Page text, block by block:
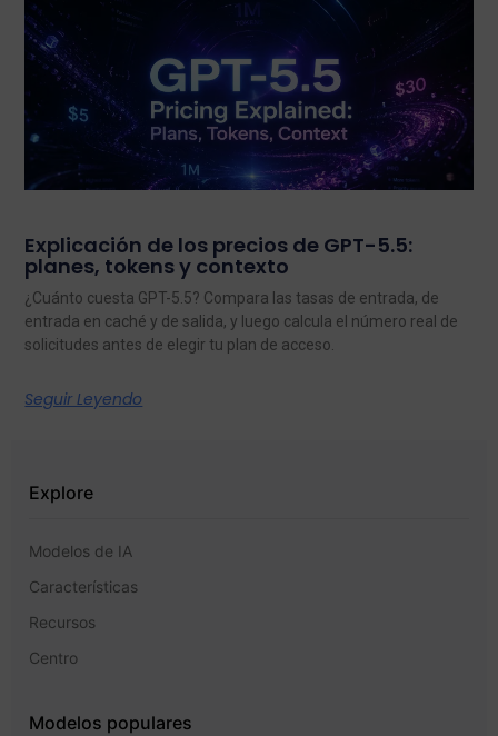
Explicación de los precios de GPT-5.5:
planes, tokens y contexto
¿Cuánto cuesta GPT-5.5? Compara las tasas de entrada, de
entrada en caché y de salida, y luego calcula el número real de
solicitudes antes de elegir tu plan de acceso.
Seguir Leyendo
Explore
Modelos de IA
Características
Recursos
Centro
Modelos populares